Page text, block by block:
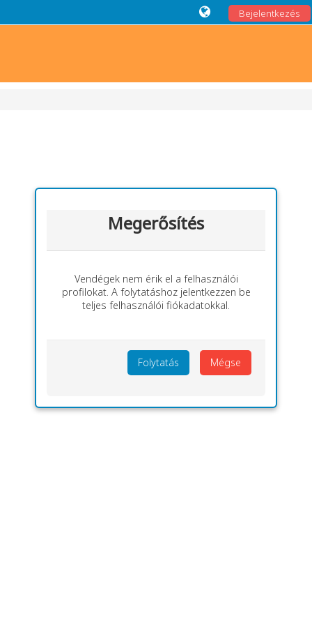
Bejelentkezés
Megerősítés
Vendégek nem érik el a felhasználói
profilokat. A folytatáshoz jelentkezzen be
teljes felhasználói fiókadatokkal.